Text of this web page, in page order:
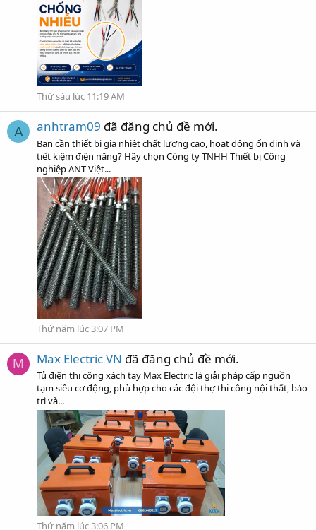
Thứ sáu lúc 11:19 AM
A anhtram09 đã đăng chủ đề mới.
Bạn cần thiết bị gia nhiệt chất lượng cao, hoạt động ổn định và
tiết kiệm điện năng? Hãy chọn Công ty TNHH Thiết bị Công
nghiệp ANT Việt...
Thứ năm lúc 3:07 PM
M Max Electric VN đã đăng chủ đề mới.
Tủ điện thi công xách tay Max Electric là giải pháp cấp nguồn
tạm siêu cơ động, phù hợp cho các đội thợ thi công nội thất, bảo
trì và...
Thứ năm lúc 3:06 PM